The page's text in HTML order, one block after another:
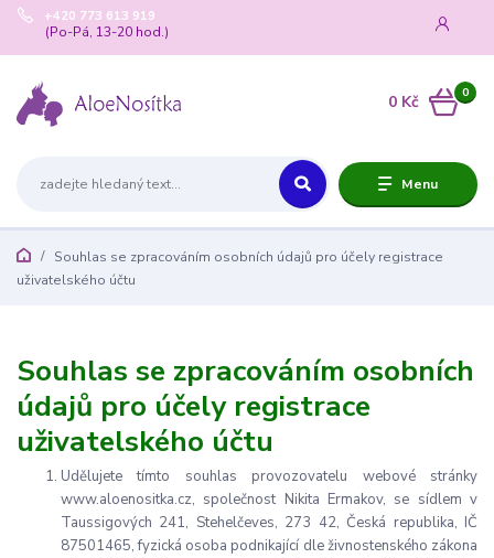
Menu
+420 773 613 919
(Po-Pá, 13-20 hod.)
0
0 Kč
Souhlas se zpracováním osobních údajů pro účely registrace
uživatelského účtu
Souhlas se zpracováním osobních
údajů pro účely registrace
uživatelského účtu
Udělujete tímto souhlas provozovatelu webové stránky
www.aloenositka.cz, společnost Nikita Ermakov, se sídlem v
Taussigových 241, Stehelčeves, 273 42, Česká republika, IČ
87501465, fyzická osoba podnikající dle živnostenského zákona